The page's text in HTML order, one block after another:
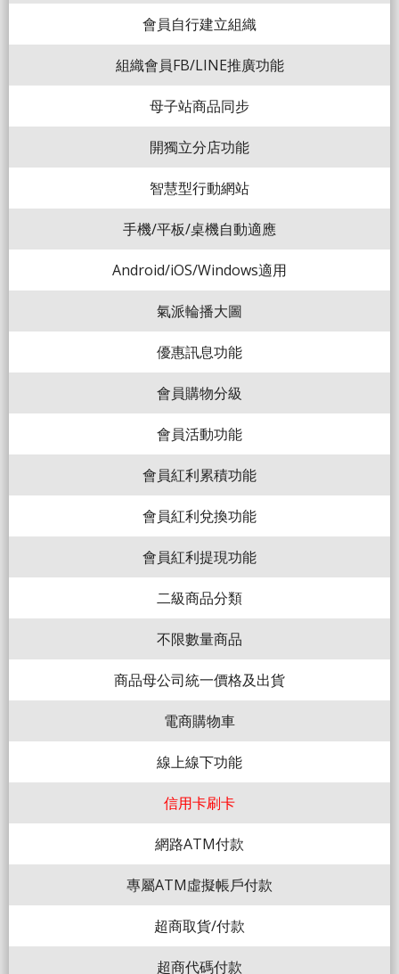
會員自行建立組織
組織會員FB/LINE推廣功能
母子站商品同步
開獨立分店功能
智慧型行動網站
手機/平板/桌機自動適應
Android/iOS/Windows適用
氣派輪播大圖
優惠訊息功能
會員購物分級
會員活動功能
會員紅利累積功能
會員紅利兌換功能
會員紅利提現功能
二級商品分類
不限數量商品
商品母公司統一價格及出貨
電商購物車
線上線下功能
信用卡刷卡
網路ATM付款
專屬ATM虛擬帳戶付款
超商取貨/付款
超商代碼付款